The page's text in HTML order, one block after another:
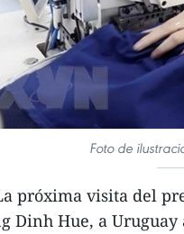
Foto de
próxima visita del
Dinh Hue, a